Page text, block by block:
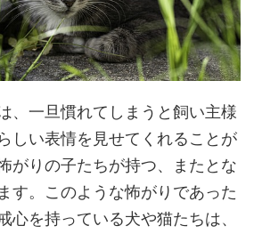
、一旦慣れてしまうと飼い主様
しい表情を見せてくれることが
がりの子たちが持つ、またとな
す。このような怖がりであった
心を持っている犬や猫たちは、